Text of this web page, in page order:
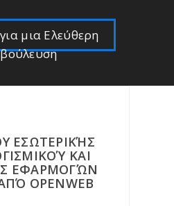
μια Ελεύθερη
ΕΣΩΤΕΡΙΚΉΣ
ΚΑΙ
ΕΦΑΡΜΟΓΏΝ
OPENWEB